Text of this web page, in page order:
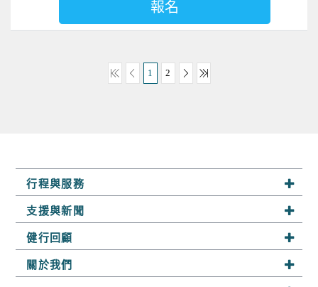
報名
1 2
行程與服務
系列行程
半自助行
客製行程
山野小舖
支援與新聞
最新活動
山野快訊
參團須知
健行回顧
趣健行足跡
關於我們